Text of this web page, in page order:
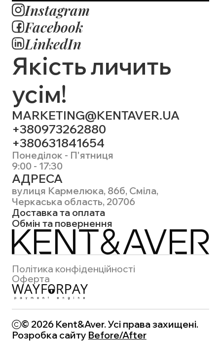
Instagram
Facebook
LinkedIn
Якість личить
усім!
MARKETING@KENTAVER.UA
+380973262880
+380631841654
Понеділок - П'ятниця
9:00 - 17:30
АДРЕСА
вулиця Кармелюка, 86б, Сміла,
Черкаська область, 20706
Доставка та оплата
Обмін та повернення
Політика конфіденційності
Оферта
© 2026 Kent&Aver. Усі права захищені.
Розробка сайту Before/After